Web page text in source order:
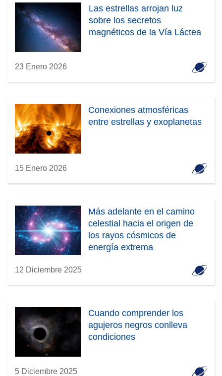
Las estrellas arrojan luz
sobre los secretos
magnéticos de la Vía Láctea
23 Enero 2026
Conexiones atmosféricas
entre estrellas y exoplanetas
15 Enero 2026
Más adelante en el camino
celestial hacia el origen de
los rayos cósmicos de
energía extrema
12 Diciembre 2025
Cuando comprender los
agujeros negros conlleva
condiciones
5 Diciembre 2025